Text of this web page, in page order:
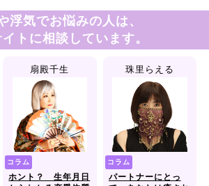
浮気でお悩みの人は、
トに相談しています。
扇殿千生
コラム
ホント？ 生年月日
珠里らえる
コラム
パートナーにとっ